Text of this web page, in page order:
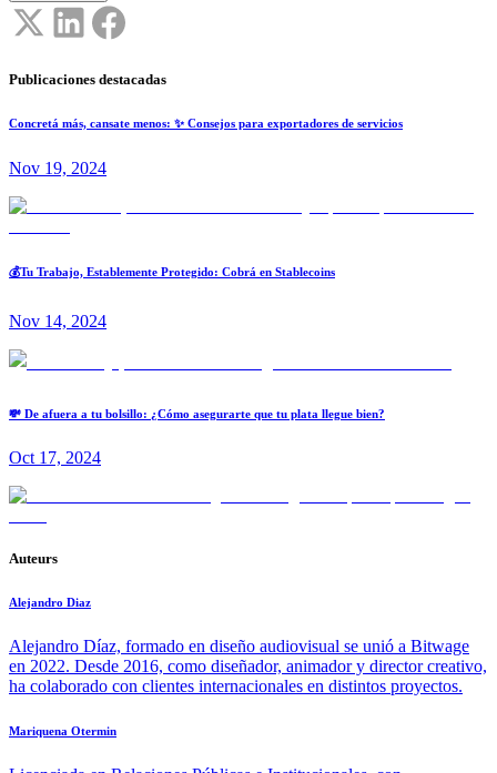
Publicaciones destacadas
Concretá más, cansate menos: ✨ Consejos para exportadores de servicios
Nov 19, 2024
💰Tu Trabajo, Establemente Protegido: Cobrá en Stablecoins
Nov 14, 2024
💸 De afuera a tu bolsillo: ¿Cómo asegurarte que tu plata llegue bien?
Oct 17, 2024
Auteurs
Alejandro Diaz
Alejandro Díaz, formado en diseño audiovisual se unió a Bitwage
en 2022. Desde 2016, como diseñador, animador y director creativo,
ha colaborado con clientes internacionales en distintos proyectos.
Mariquena Otermin